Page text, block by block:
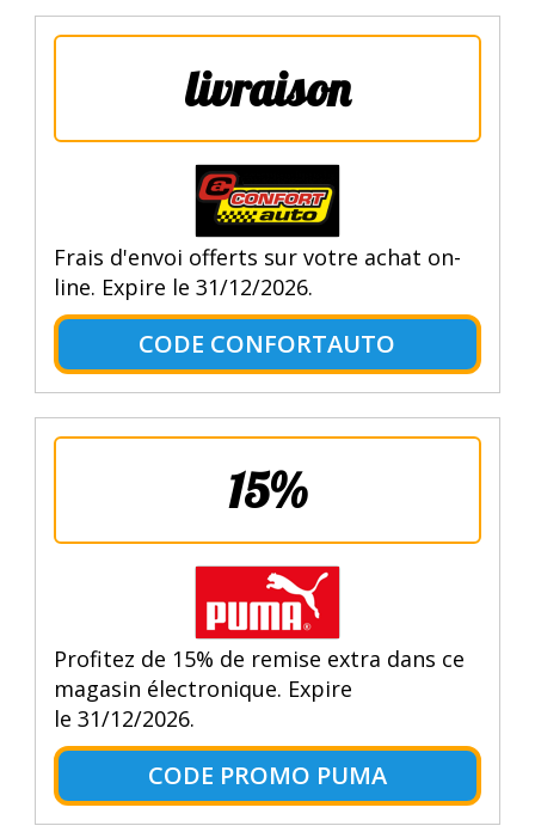
livraison
Frais d'envoi offerts sur votre achat on-
line. Expire le 31/12/2026.
CODE CONFORTAUTO
15%
Profitez de 15% de remise extra dans ce
magasin électronique. Expire
le 31/12/2026.
CODE PROMO PUMA